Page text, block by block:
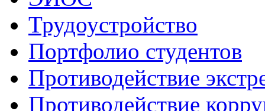
Трудоустройство
Портфолио студентов
Противодействие
Противодействие